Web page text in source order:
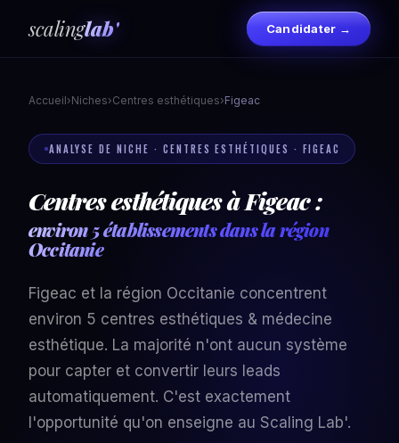
scalinglab' Candidater →
Accueil›Niches›Centres esthétiques›Figeac
ANALYSE DE NICHE · CENTRES ESTHÉTIQUES · FIGEAC
Centres esthétiques à Figeac :
environ 5 établissements dans la région
Occitanie
Figeac et la région Occitanie concentrent
environ 5 centres esthétiques & médecine
esthétique. La majorité n'ont aucun système
pour capter et convertir leurs leads
automatiquement. C'est exactement
l'opportunité qu'on enseigne au Scaling Lab'.